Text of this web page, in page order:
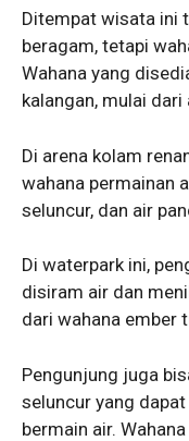
Ditempat wisata ini
beragam, tetapi
Wahana yang
kalangan, mulai
Di arena kolam
wahana permainan
seluncur, dan air
Di waterpark ini,
disiram air dan
dari wahana ember
Pengunjung juga
seluncur yang
bermain air.